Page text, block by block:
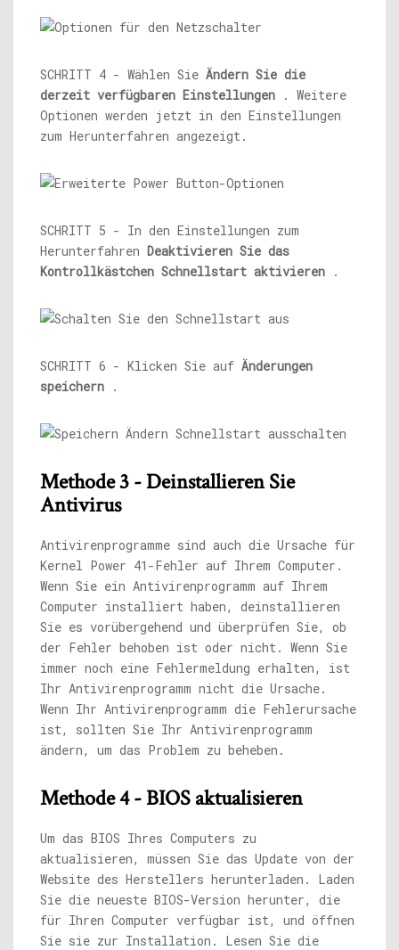
SCHRITT 4 - Wählen Sie Ändern Sie die
derzeit verfügbaren Einstellungen . Weitere
Optionen werden jetzt in den Einstellungen
zum Herunterfahren angezeigt.
SCHRITT 5 - In den Einstellungen zum
Herunterfahren Deaktivieren Sie das
Kontrollkästchen Schnellstart aktivieren .
SCHRITT 6 - Klicken Sie auf Änderungen
speichern .
Methode 3 - Deinstallieren Sie
Antivirus
Antivirenprogramme sind auch die Ursache für
Kernel Power 41-Fehler auf Ihrem Computer.
Wenn Sie ein Antivirenprogramm auf Ihrem
Computer installiert haben, deinstallieren
Sie es vorübergehend und überprüfen Sie, ob
der Fehler behoben ist oder nicht. Wenn Sie
immer noch eine Fehlermeldung erhalten, ist
Ihr Antivirenprogramm nicht die Ursache.
Wenn Ihr Antivirenprogramm die Fehlerursache
ist, sollten Sie Ihr Antivirenprogramm
ändern, um das Problem zu beheben.
Methode 4 - BIOS aktualisieren
Um das BIOS Ihres Computers zu
aktualisieren, müssen Sie das Update von der
Website des Herstellers herunterladen. Laden
Sie die neueste BIOS-Version herunter, die
für Ihren Computer verfügbar ist, und öffnen
Sie sie zur Installation. Lesen Sie die